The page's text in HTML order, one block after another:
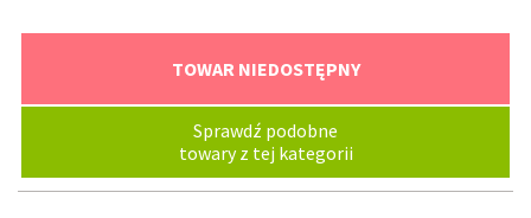
TOWAR NIEDOSTĘPNY
Sprawdź podobne
towary z tej kategorii